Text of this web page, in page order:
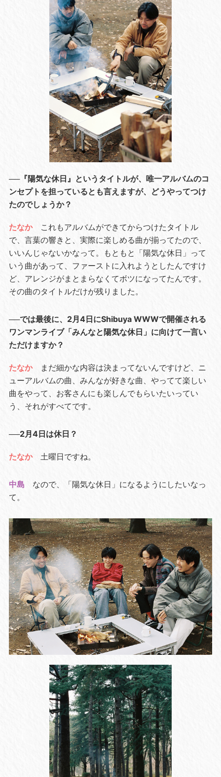
──『陽気な休日』というタイトルが、唯一アルバムのコ
ンセプトを担っているとも言えますが、どうやってつけ
たのでしょうか？
たなか
これもアルバムができてからつけたタイトル
で、言葉の響きと、実際に楽しめる曲が揃ってたので、
いいんじゃないかなって。もともと「陽気な休日」って
いう曲があって、ファーストに入れようとしたんですけ
ど、アレンジがまとまらなくてボツになってたんです。
その曲のタイトルだけが残りました。
──では最後に、2月4日にShibuya WWWで開催される
ワンマンライブ「みんなと陽気な休日」に向けて一言い
ただけますか？
たなか
まだ細かな内容は決まってないんですけど、ニ
ューアルバムの曲、みんなが好きな曲、やってて楽しい
曲をやって、お客さんにも楽しんでもらいたいってい
う、それがすべてです。
──2月4日は休日？
たなか 土曜日ですね。
中島
なので、「陽気な休日」になるようにしたいなっ
て。